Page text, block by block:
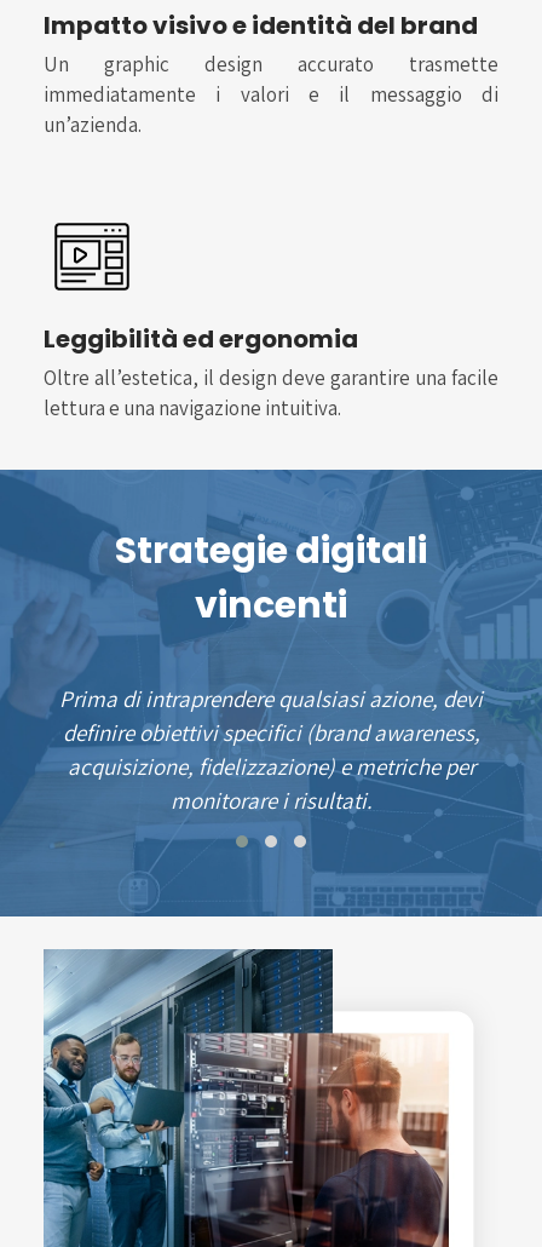
Impatto visivo e identità del brand
Un graphic design accurato trasmette
immediatamente i valori e il messaggio di
un’azienda.
Leggibilità ed ergonomia
Oltre all’estetica, il design deve garantire una facile
lettura e una navigazione intuitiva.
Strategie digitali
vincenti
Prima di intraprendere qualsiasi azione, devi
definire obiettivi specifici (brand awareness,
acquisizione, fidelizzazione) e metriche per
monitorare i risultati.